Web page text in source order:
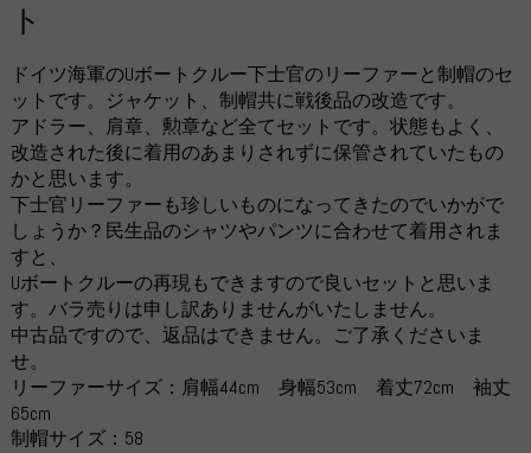
ト
ドイツ海軍のUボートクルー下士官のリーファーと制帽のセ
ットです。ジャケット、制帽共に戦後品の改造です。
アドラー、肩章、勲章など全てセットです。状態もよく、
改造された後に着用のあまりされずに保管されていたもの
かと思います。
下士官リーファーも珍しいものになってきたのでいかがで
しょうか？民生品のシャツやパンツに合わせて着用されま
すと、
Uボートクルーの再現もできますので良いセットと思いま
す。バラ売りは申し訳ありませんがいたしません。
中古品ですので、返品はできません。ご了承くださいま
せ。
リーファーサイズ：肩幅44cm 身幅53cm 着丈72cm 袖丈
65cm
制帽サイズ：58